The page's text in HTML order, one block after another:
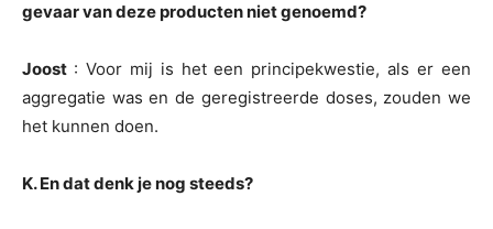
gevaar van deze producten niet genoemd?
Joost : Voor mij is het een principekwestie, als er een
aggregatie was en de geregistreerde doses, zouden we
het kunnen doen.
K. En dat denk je nog steeds?